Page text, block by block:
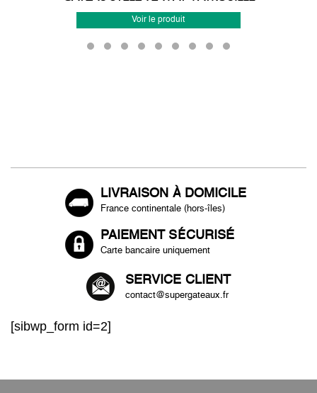
Voir le produit
LIVRAISON À DOMICILE
France continentale (hors-îles)
PAIEMENT SÉCURISÉ
Carte bancaire uniquement
SERVICE CLIENT
contact@supergateaux.fr
[sibwp_form id=2]